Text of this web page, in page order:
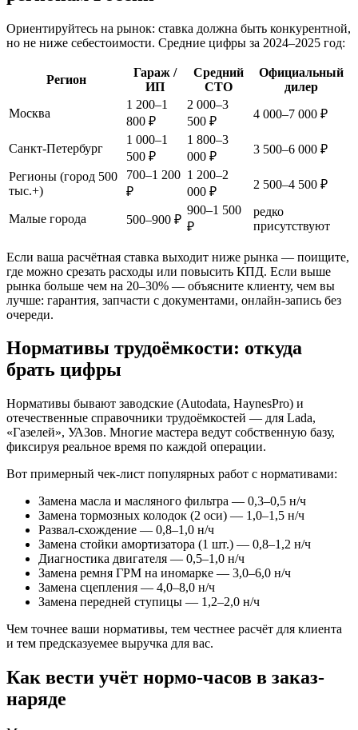
Ориентируйтесь на рынок: ставка должна быть конкурентной,
но не ниже себестоимости. Средние цифры за 2024–2025 год:
Регион
Гараж /
ИП
Средний
СТО
Официальный
дилер
Москва
1 200–1
800 ₽
2 000–3
500 ₽
4 000–7 000 ₽
Санкт-Петербург
1 000–1
500 ₽
1 800–3
000 ₽
3 500–6 000 ₽
Регионы (город 500
тыс.+)
700–1 200
₽
1 200–2
000 ₽
2 500–4 500 ₽
Малые города 500–900 ₽
900–1 500
₽
редко
присутствуют
Если ваша расчётная ставка выходит ниже рынка — поищите,
где можно срезать расходы или повысить КПД. Если выше
рынка больше чем на 20–30% — объясните клиенту, чем вы
лучше: гарантия, запчасти с документами, онлайн-запись без
очереди.
Нормативы трудоёмкости: откуда
брать цифры
Нормативы бывают заводские (Autodata, HaynesPro) и
отечественные справочники трудоёмкостей — для Lada,
«Газелей», УАЗов. Многие мастера ведут собственную базу,
фиксируя реальное время по каждой операции.
Вот примерный чек-лист популярных работ с нормативами:
Замена масла и масляного фильтра — 0,3–0,5 н/ч
Замена тормозных колодок (2 оси) — 1,0–1,5 н/ч
Развал-схождение — 0,8–1,0 н/ч
Замена стойки амортизатора (1 шт.) — 0,8–1,2 н/ч
Диагностика двигателя — 0,5–1,0 н/ч
Замена ремня ГРМ на иномарке — 3,0–6,0 н/ч
Замена сцепления — 4,0–8,0 н/ч
Замена передней ступицы — 1,2–2,0 н/ч
Чем точнее ваши нормативы, тем честнее расчёт для клиента
и тем предсказуемее выручка для вас.
Как вести учёт нормо-часов в заказ-
наряде